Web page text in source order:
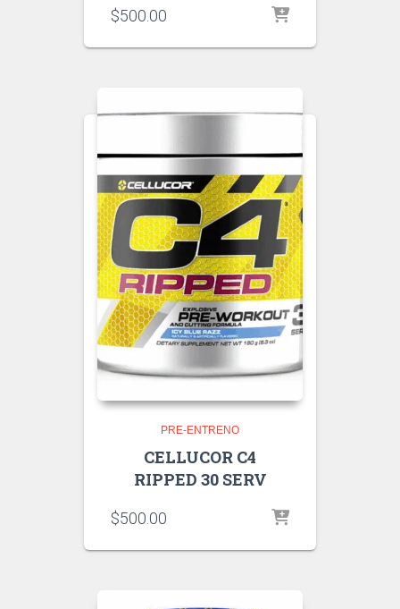
$500.00
PRE-ENTRENO
CELLUCOR C4
RIPPED 30 SERV
$500.00